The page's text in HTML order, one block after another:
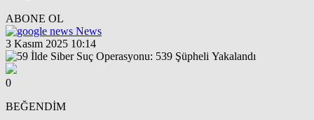
ABONE OL
News
3 Kasım 2025 10:14
0
BEĞENDİM